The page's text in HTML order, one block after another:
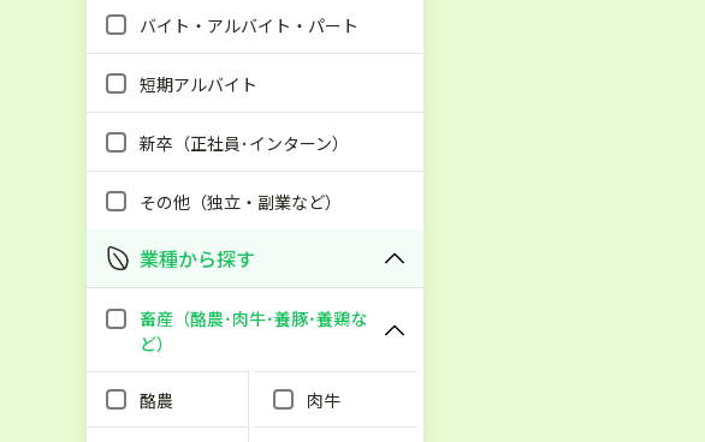
バイト・アルバイト・パート
短期アルバイト
新卒（正社員･インターン）
その他（独立・副業など）
業種から探す
畜産（酪農･肉牛･養豚･養鶏な
ど）
酪農 肉牛